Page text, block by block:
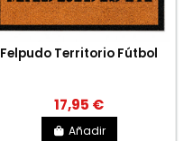
Felpudo Territorio Fútbol
17,95 €
Añadir